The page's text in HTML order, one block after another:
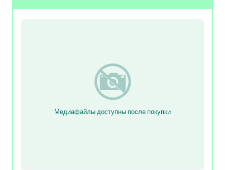
Медиафайлы доступны после покупки